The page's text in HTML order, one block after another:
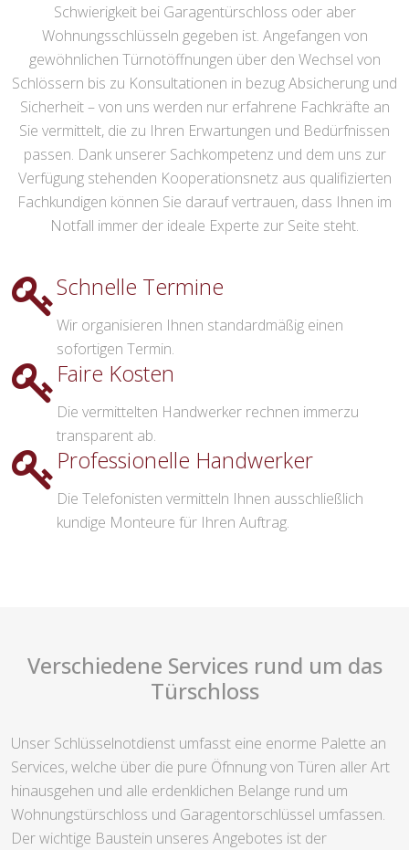
Schwierigkeit bei Garagentürschloss oder aber
Wohnungsschlüsseln gegeben ist. Angefangen von
gewöhnlichen Türnotöffnungen über den Wechsel von
Schlössern bis zu Konsultationen in bezug Absicherung und
Sicherheit – von uns werden nur erfahrene Fachkräfte an
Sie vermittelt, die zu Ihren Erwartungen und Bedürfnissen
passen. Dank unserer Sachkompetenz und dem uns zur
Verfügung stehenden Kooperationsnetz aus qualifizierten
Fachkundigen können Sie darauf vertrauen, dass Ihnen im
Notfall immer der ideale Experte zur Seite steht.
Schnelle Termine
Wir organisieren Ihnen standardmäßig einen
sofortigen Termin.
Faire Kosten
Die vermittelten Handwerker rechnen immerzu
transparent ab.
Professionelle Handwerker
Die Telefonisten vermitteln Ihnen ausschließlich
kundige Monteure für Ihren Auftrag.
Verschiedene Services rund um das
Türschloss
Unser Schlüsselnotdienst umfasst eine enorme Palette an
Services, welche über die pure Öfnnung von Türen aller Art
hinausgehen und alle erdenklichen Belange rund um
Wohnungstürschloss und Garagentorschlüssel umfassen.
Der wichtige Baustein unseres Angebotes ist der